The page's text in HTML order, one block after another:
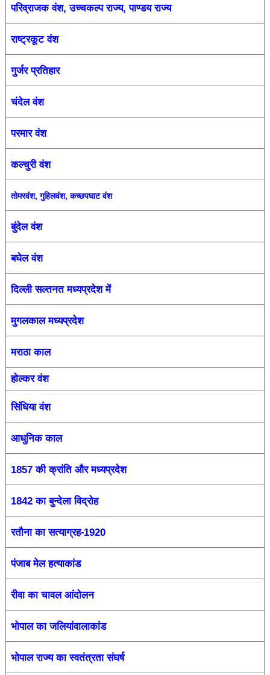
परिव्राजक वंश,उच्चकल्प राज्य,पाण्डय राज्य
राष्ट्रकूट वंश
गुर्जर प्रतिहार
चंदेल वंश
परमार वंश
कल्चुरी वंश
तोमरवंश, गुहिलवंश, कच्छपघाट वंश
बुंदेलवंश
बघेल वंश
दिल्ली सल्तनत मध्यप्रदेश में
मुगलकाल मध्यप्रदेश
मराठा काल
होल्कर वंश
सिंधिया वंश
आधुनिक काल
1857की क्रांति और मध्यप्रदेश
1842का बुन्देला विद्रोह
रतौना का सत्याग्रह-1920
पंजाब मेल हत्याकांड
रीवा का चावल आंदोलन
भोपाल का जलियांवालाकांड
भोपाल राज्य का स्वतंत्रता संघर्ष